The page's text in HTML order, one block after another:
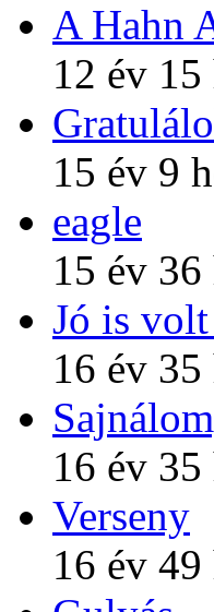
A Hahn
12 év 15
15 év 9
eagle
15 év 36
Jó is
16 év 35
16 év 35
Verseny
16 év 49